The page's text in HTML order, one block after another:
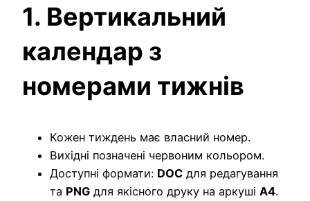
1. Вертикальний
календар з
номерами тижнів
Кожен тиждень має власний номер.
Вихідні позначені червоним кольором.
Доступні формати: DOC для редагування
та PNG для якісного друку на аркуші A4.